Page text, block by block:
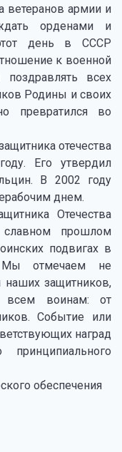
ветеранов армии и
орденами и
день в СССР
к военной
всех
Родины и своих
превратился во
отечества
Его утвердил
В 2002 году
днем.
Отечества
прошлом
подвигах в
Мы отмечаем не
наших защитников,
всем воинам: от
Событие или
наград
обеспечения